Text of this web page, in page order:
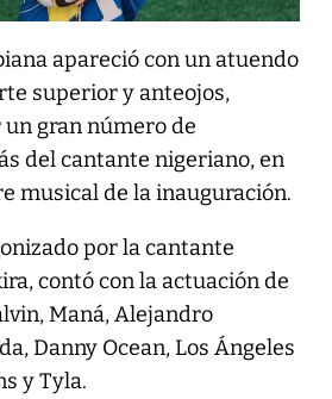
apareció con un atuendo
superior y anteojos,
gran número de
del cantante nigeriano, en
musical de la inauguración.
por la cantante
contó con la actuación de
Maná, Alejandro
Danny Ocean, Los Ángeles
y Tyla.